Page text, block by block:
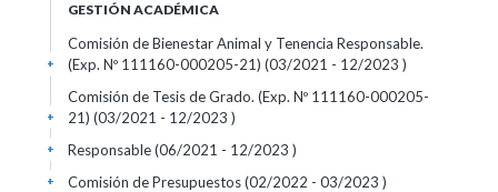
GESTIÓN ACADÉMICA
Comisión de Bienestar Animal y Tenencia Responsable.
(Exp. Nº 111160-000205-21) (03/2021 - 12/2023 )
+
Comisión de Tesis de Grado. (Exp. Nº 111160-000205-
21) (03/2021 - 12/2023 )
+
Responsable (06/2021 - 12/2023 )
+
Comisión de Presupuestos (02/2022 - 03/2023 )
+